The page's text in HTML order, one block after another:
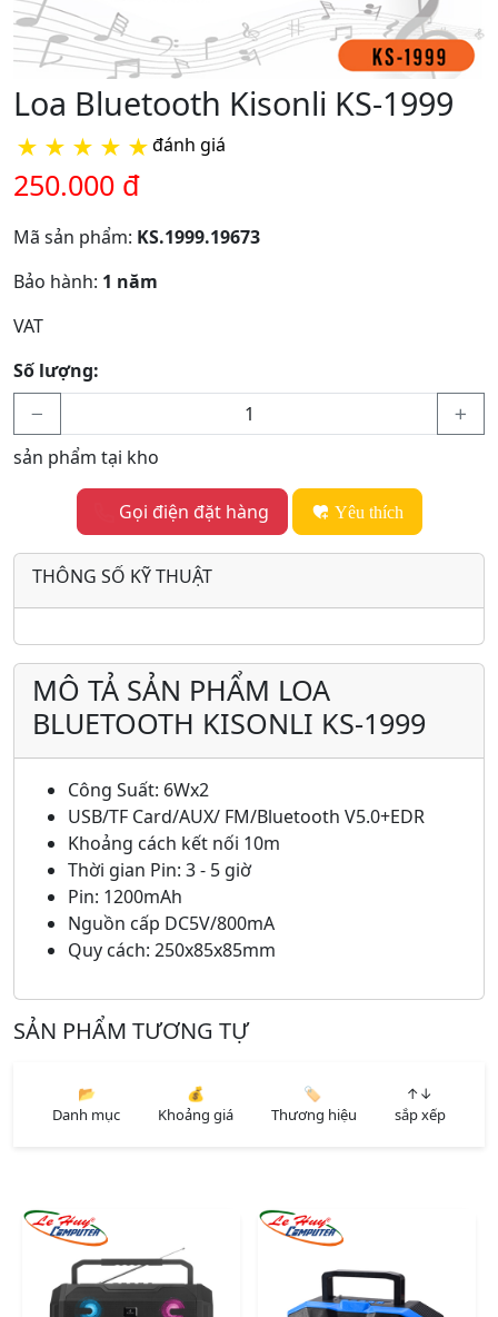
Loa Bluetooth Kisonli KS-1999
★ ★ ★ ★ ★đánh giá
250.000 đ
Mã sản phẩm: KS.1999.19673
Bảo hành: 1 năm
VAT
Số lượng:
sản phẩm tại kho
Gọi điện đặt hàng Yêu thích
THÔNG SỐ KỸ THUẬT
MÔ TẢ SẢN PHẨM LOA
BLUETOOTH KISONLI KS-1999
Công Suất: 6Wx2
USB/TF Card/AUX/ FM/Bluetooth V5.0+EDR
Khoảng cách kết nối 10m
Thời gian Pin: 3 - 5 giờ
Pin: 1200mAh
Nguồn cấp DC5V/800mA
Quy cách: 250x85x85mm
SẢN PHẨM TƯƠNG TỰ
📂
Danh mục
💰
Khoảng giá
🏷️
Thương hiệu
↑↓
sắp xếp